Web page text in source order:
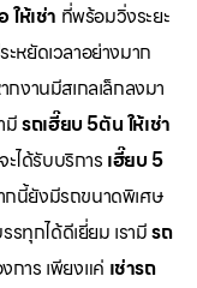
ให้เช่า ที่พร้อมวิ่งระยะ
หยัดเวลาอย่างมาก
กงานมีสเกลเล็กลงมา
มีรถเฮี๊ยบ 5ตัน ให้เช่า
จะได้รับบริการ เฮี๊ยบ 5
นี้ยังมีรถขนาดพิเศษ
ทุกได้ดีเยี่ยม เรามีรถ
การ เพียงแค่ เช่ารถ